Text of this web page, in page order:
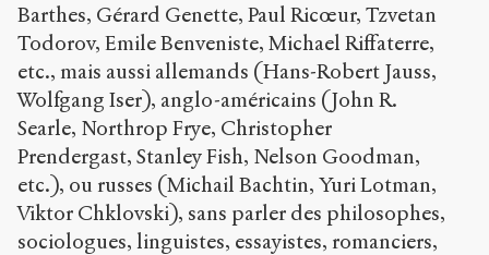
Barthes, Gérard Genette, Paul Ricœur, Tzvetan
Todorov, Emile Benveniste, Michael Riffaterre,
etc., mais aussi allemands (Hans-Robert Jauss,
Wolfgang Iser), anglo-américains (John R.
Searle, Northrop Frye, Christopher
Prendergast, Stanley Fish, Nelson Goodman,
etc.), ou russes (Michail Bachtin, Yuri Lotman,
Viktor Chklovski), sans parler des philosophes,
sociologues, linguistes, essayistes, romanciers,